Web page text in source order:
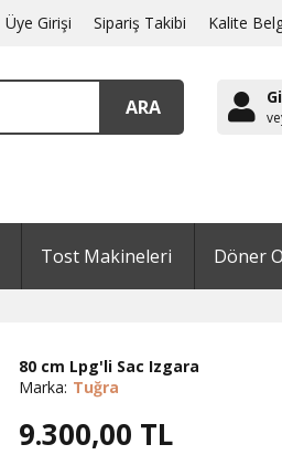
Üye Girişi Sipariş Takibi Kalite
Tost Makineleri Döner
80 cm Lpg'li Sac Izgara
Marka: Tuğra
9.300,00 TL